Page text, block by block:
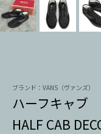
ブランド：VANS（ヴァンズ）
ハーフキャブ
HALF CAB